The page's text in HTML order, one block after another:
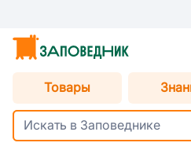
Товары